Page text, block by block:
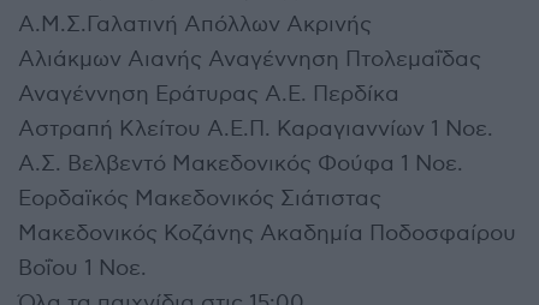
Α.Μ.Σ.Γαλατινή Απόλλων Ακρινής
Αλιάκμων Αιανής Αναγέννηση Πτολεμαΐδας
Αναγέννηση Εράτυρας Α.Ε. Περδίκα
Αστραπή Κλείτου Α.Ε.Π. Καραγιαννίων 1 Νοε.
Α.Σ. Βελβεντό Μακεδονικός Φούφα 1 Νοε.
Εορδαϊκός Μακεδονικός Σιάτιστας
Μακεδονικός Κοζάνης Ακαδημία Ποδοσφαίρου
Βοΐου 1 Νοε.